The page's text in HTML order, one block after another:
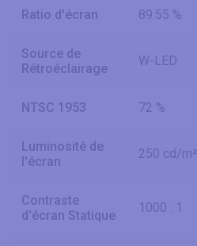
Ratio d'écran 89.55 %
Source de
Rétroéclairage
W-LED
NTSC 1953 72 %
Luminosité de
l'écran
250 cd/m²
Contraste
d'écran Statique
1000 : 1